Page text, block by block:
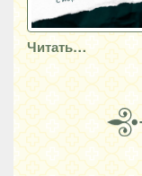
Читать…